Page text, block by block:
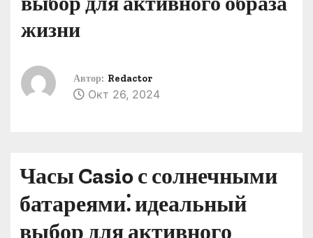
жизни
Автор: Redactor
Окт 26, 2024
Часы Casio с солнечными
батареями⁚ идеальный
выбор для активного